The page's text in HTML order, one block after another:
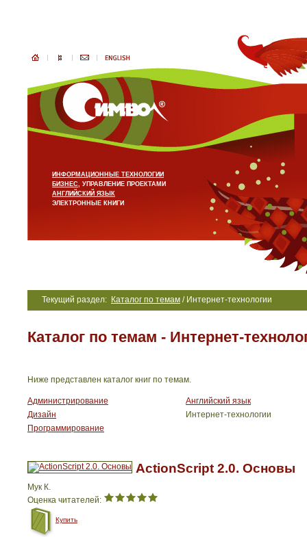
ИНФОРМАЦИОННЫЕ ТЕХНОЛОГИИ
БИЗНЕС, УПРАВЛЕНИЕ ПРОЕКТАМИ
АНГЛИЙСКИЙ ЯЗЫК
ЭЛЕКТРОННЫЕ КНИГИ
Текущий раздел: Каталог по темам / Интернет-технологии
Каталог по темам - Интернет-
Ниже представлен каталог книг по темам.
Администрирование
Английский язык
Дизайн
Интернет-технологии
Программирование
ActionScript 2.0. Основы
Мук К.
Оценка читателей:
Купить